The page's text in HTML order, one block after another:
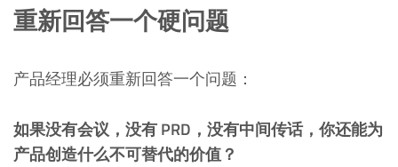
重新回答一个硬问题
产品经理必须重新回答一个问题：
如果没有会议，没有 PRD，没有中间传话，你还能为
产品创造什么不可替代的价值？